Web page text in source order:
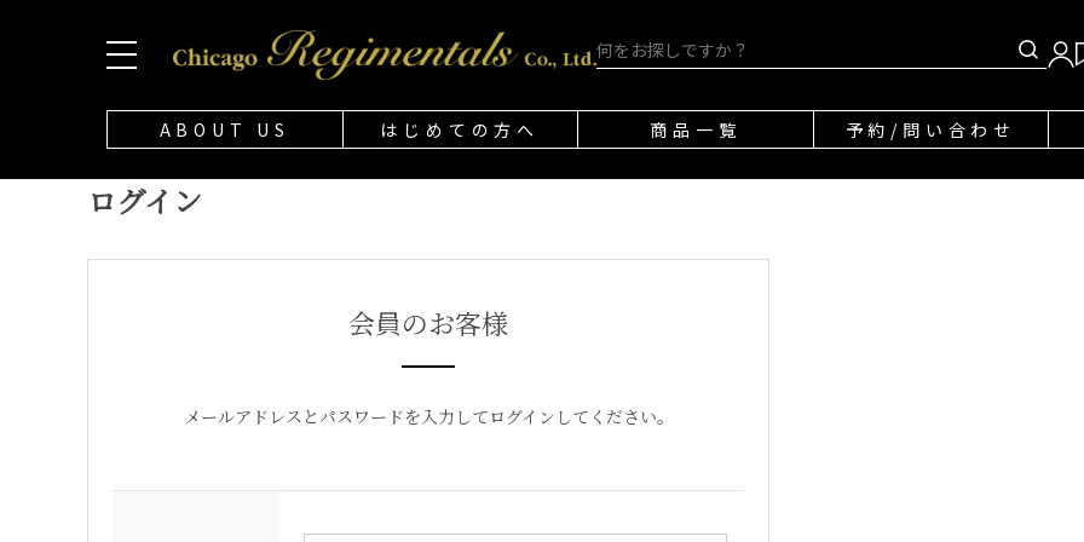
ABOUT US はじめての方へ 商品一覧 予約/問い合わせ
ログイン
会員のお客様
メールアドレスとパスワードを入力してログインしてください。